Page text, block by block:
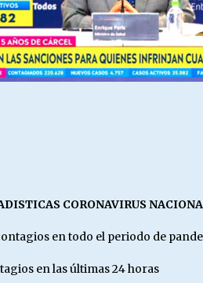
CORONAVIRUS
en todo el periodo de
en las últimas 24 horas